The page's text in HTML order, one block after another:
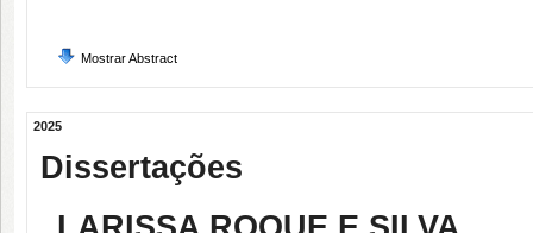
Mostrar Abstract
2025
Dissertações